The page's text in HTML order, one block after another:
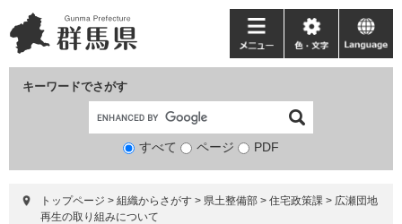
ー
ジ
ニ
ュ
て
キーワードでさがす
検
象
すべて ページ PDF
メ
ニ
ー
色・
文
language
トップページ > 組織からさがす > 県土整備部 > 住宅政策課 > 広瀬団地
再生の取り組みについて